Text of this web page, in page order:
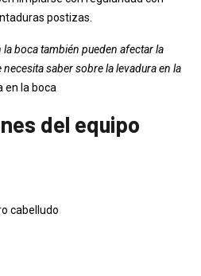
postizas.
boca también pueden afectar la
saber sobre la levadura en la
en la boca
del equipo
cabelludo